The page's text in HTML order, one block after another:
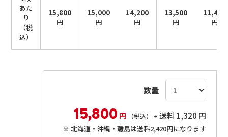
あた
り
（税
込）
15,800
円
15,000
円
14,200
円
13,500
円
11,400
円
数量
15,800 円 （税込） + 送料 1,320 円
北海道・沖縄・離島は送料2,420円になります